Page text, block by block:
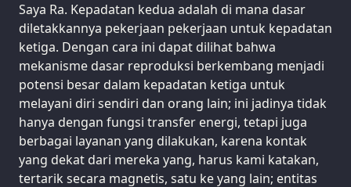
Saya Ra. Kepadatan kedua adalah di mana dasar
diletakkannya pekerjaan pekerjaan untuk kepadatan
ketiga. Dengan cara ini dapat dilihat bahwa
mekanisme dasar reproduksi berkembang menjadi
potensi besar dalam kepadatan ketiga untuk
melayani diri sendiri dan orang lain; ini jadinya tidak
hanya dengan fungsi transfer energi, tetapi juga
berbagai layanan yang dilakukan, karena kontak
yang dekat dari mereka yang, harus kami katakan,
tertarik secara magnetis, satu ke yang lain; entitas